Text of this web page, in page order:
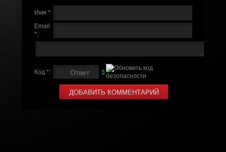
Имя *:
Email
*:
Код *: